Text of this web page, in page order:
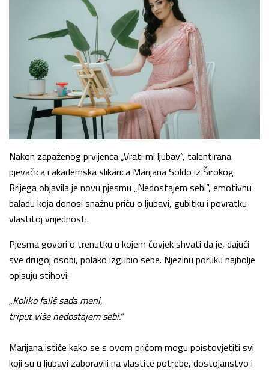
Nakon zapaženog prvijenca „Vrati mi ljubav“, talentirana
pjevačica i akademska slikarica Marijana Soldo iz Širokog
Brijega objavila je novu pjesmu „Nedostajem sebi“, emotivnu
baladu koja donosi snažnu priču o ljubavi, gubitku i povratku
vlastitoj vrijednosti.
Pjesma govori o trenutku u kojem čovjek shvati da je, dajući
sve drugoj osobi, polako izgubio sebe. Njezinu poruku najbolje
opisuju stihovi:
„Koliko fališ sada meni,
triput više nedostajem sebi.“
Marijana ističe kako se s ovom pričom mogu poistovjetiti svi
koji su u ljubavi zaboravili na vlastite potrebe, dostojanstvo i